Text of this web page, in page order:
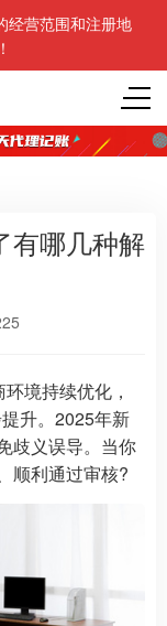
经营范围和注册地
有哪几种解
境持续优化，
升。2025年新
歧义误导。当你
顺利通过审核?